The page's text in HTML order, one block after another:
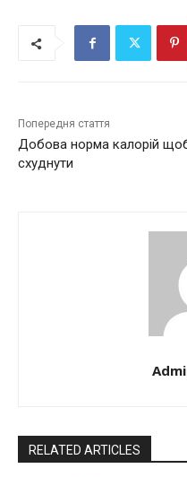
Попередня стаття
Добова норма калорій
схуднути
RELATED ARTICLES